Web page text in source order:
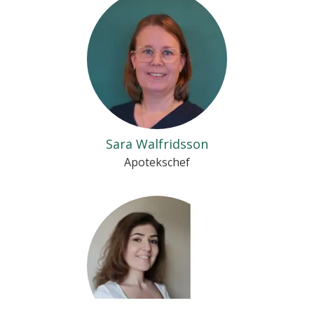
Sara Walfridsson
Apotekschef